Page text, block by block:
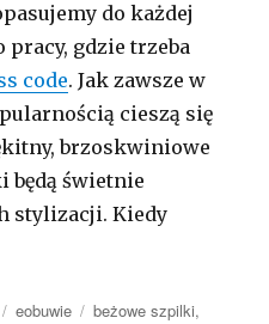
do każdej
gdzie trzeba
code. Jak zawsze w
cieszą się
brzoskwiniowe
będą świetnie
stylizacji. Kiedy
Kategorie
eobuwie Tagi
beżowe szpilki,